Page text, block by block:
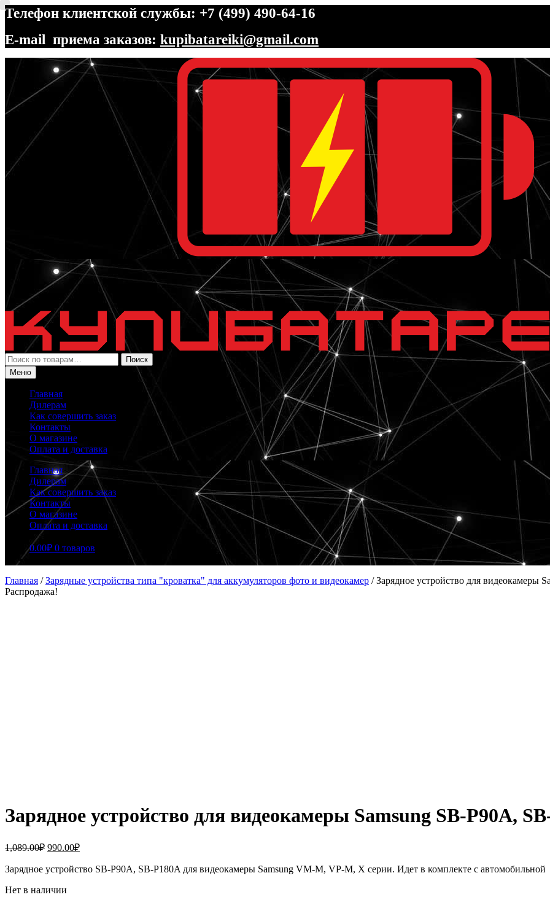
Телефон клиентской службы: +7 (499) 490-64-16
E-mail приема заказов: kupibatareiki@gmail.com
Перейти
навигации
Перейти
содержимому
Искать:
Поиск
Меню
Главная
Дилерам
Как совершить заказ
Контакты
О магазине
Оплата и доставка
Главная
Дилерам
Как совершить заказ
Контакты
О магазине
Оплата и доставка
0.00₽ 0 товаров
Главная /Зарядные устройства типа "кроватка" для аккумуляторов фото и видеокамер /Зарядное устройство для видеокамеры
Распродажа!
Зарядное устройство для видеокамеры Samsung SB-P90A,
1,089.00₽ Первоначальная
составляла
990.00₽Текущая
990.00₽.
Зарядное устройство SB-P90A, SB-P180A для видеокамеры Samsung VM-M, VP-M, X серии. Идет в комплекте с автомобильной
Нет в наличии